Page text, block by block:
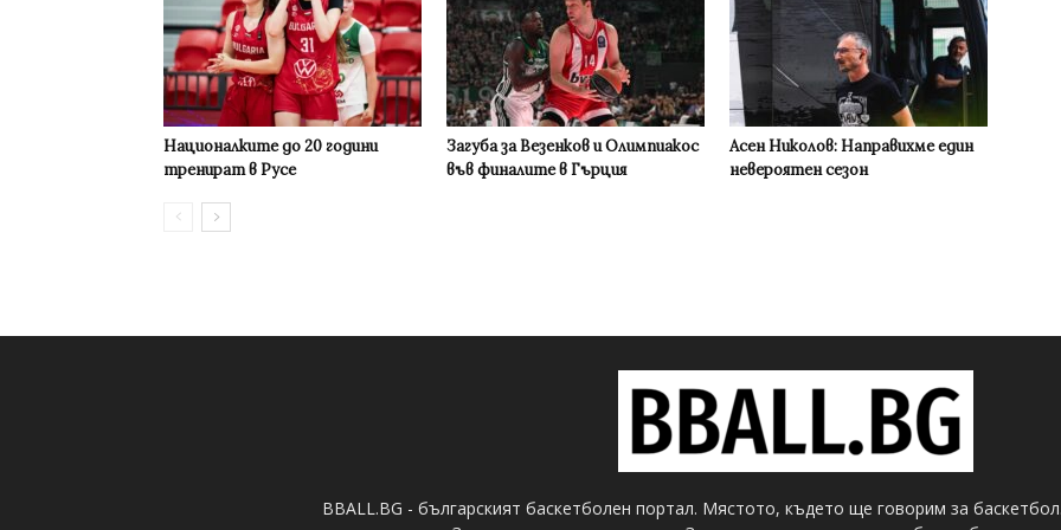
Националките до 20 години
тренират в Русе
Загуба за Везенков и Олимпиакос
във финалите в Гърция
Асен Николов: Направихме един
невероятен сезон
BBALL.BG - българският баскетболен портал. Мястото, където ще говорим за